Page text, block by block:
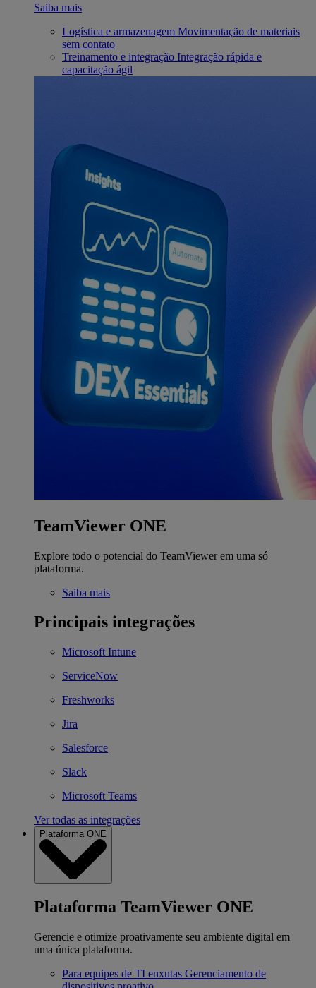
Saiba mais
Logística e armazenagem Movimentação de materiais
sem contato
Treinamento e integração Integração rápida e
capacitação ágil
TeamViewer ONE
Explore todo o potencial do TeamViewer em uma só
plataforma.
Saiba mais
Principais integrações
Microsoft Intune
ServiceNow
Freshworks
Jira
Salesforce
Slack
Microsoft Teams
Ver todas as integrações
Plataforma ONE
Plataforma TeamViewer ONE
Gerencie e otimize proativamente seu ambiente digital em
uma única plataforma.
Para equipes de TI enxutas Gerenciamento de